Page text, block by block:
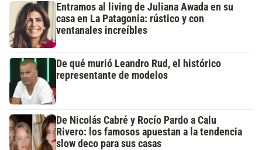
Entramos al living de Juliana Awada en su
casa en La Patagonia: rústico y con
ventanales increíbles
De qué murió Leandro Rud, el histórico
representante de modelos
De Nicolás Cabré y Rocío Pardo a Calu
Rivero: los famosos apuestan a la tendencia
slow deco para sus casas